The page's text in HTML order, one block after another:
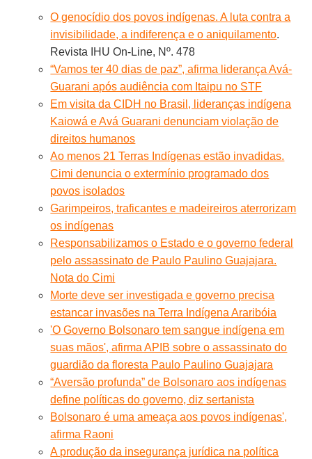
O genocídio dos povos indígenas. A luta contra a
invisibilidade, a indiferença e o aniquilamento.
Revista IHU On-Line, Nº. 478
“Vamos ter 40 dias de paz”, afirma liderança Avá-
Guarani após audiência com Itaipu no STF
Em visita da CIDH no Brasil, lideranças indígena
Kaiowá e Avá Guarani denunciam violação de
direitos humanos
Ao menos 21 Terras Indígenas estão invadidas.
Cimi denuncia o extermínio programado dos
povos isolados
Garimpeiros, traficantes e madeireiros aterrorizam
os indígenas
Responsabilizamos o Estado e o governo federal
pelo assassinato de Paulo Paulino Guajajara.
Nota do Cimi
Morte deve ser investigada e governo precisa
estancar invasões na Terra Indígena Araribóia
'O Governo Bolsonaro tem sangue indígena em
suas mãos', afirma APIB sobre o assassinato do
guardião da floresta Paulo Paulino Guajajara
“Aversão profunda” de Bolsonaro aos indígenas
define políticas do governo, diz sertanista
Bolsonaro é uma ameaça aos povos indígenas',
afirma Raoni
A produção da insegurança jurídica na política